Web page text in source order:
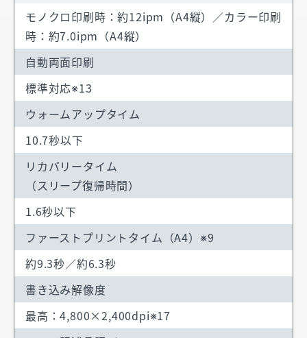
モノクロ印刷時：約12ipm（A4縦）／カラー印刷
時：約7.0ipm（A4縦）
自動両面印刷
標準対応※13
ウォームアップタイム
10.7秒以下
リカバリータイム
（スリープ復帰時間）
1.6秒以下
ファーストプリントタイム（A4）※9
約9.3秒／約6.3秒
書き込み解像度
最高：4,800×2,400dpi※17